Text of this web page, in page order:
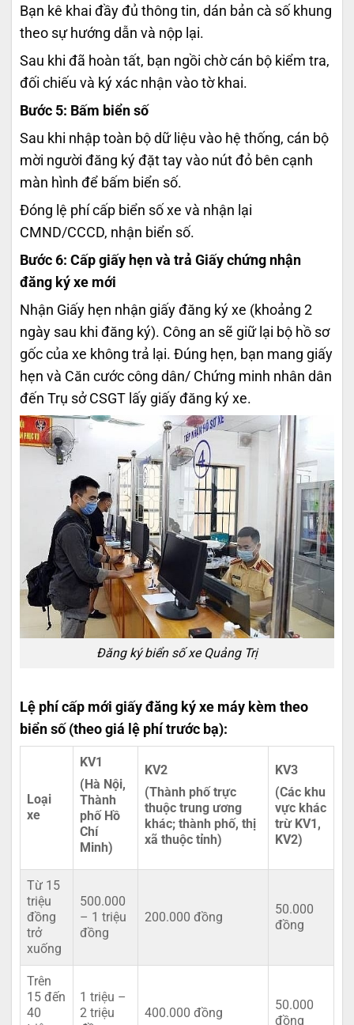
Bạn kê khai đầy đủ thông tin, dán bản cà số khung
theo sự hướng dẫn và nộp lại.
Sau khi đã hoàn tất, bạn ngồi chờ cán bộ kiểm tra,
đối chiếu và ký xác nhận vào tờ khai.
Bước 5: Bấm biển số
Sau khi nhập toàn bộ dữ liệu vào hệ thống, cán bộ
mời người đăng ký đặt tay vào nút đỏ bên cạnh
màn hình để bấm biển số.
Đóng lệ phí cấp biển số xe và nhận lại
CMND/CCCD, nhận biển số.
Bước 6: Cấp giấy hẹn và trả Giấy chứng nhận
đăng ký xe mới
Nhận Giấy hẹn nhận giấy đăng ký xe (khoảng 2
ngày sau khi đăng ký). Công an sẽ giữ lại bộ hồ sơ
gốc của xe không trả lại. Đúng hẹn, bạn mang giấy
hẹn và Căn cước công dân/ Chứng minh nhân dân
đến Trụ sở CSGT lấy giấy đăng ký xe.
Đăng ký biển số xe Quảng Trị
Lệ phí cấp mới giấy đăng ký xe máy kèm theo
biển số (theo giá lệ phí trước bạ):
Loại
xe
KV1
(Hà Nội,
Thành
phố Hồ
Chí
Minh)
KV2
(Thành phố trực
thuộc trung ương
khác; thành phố, thị
xã thuộc tỉnh)
KV3
(Các khu
vực khác
trừ KV1,
KV2)
Từ 15
triệu
đồng
trở
xuống
500.000
– 1 triệu
đồng
200.000 đồng
50.000
đồng
Trên
15 đến
40
1 triệu –
2 triệu
400.000 đồng
50.000
đồng